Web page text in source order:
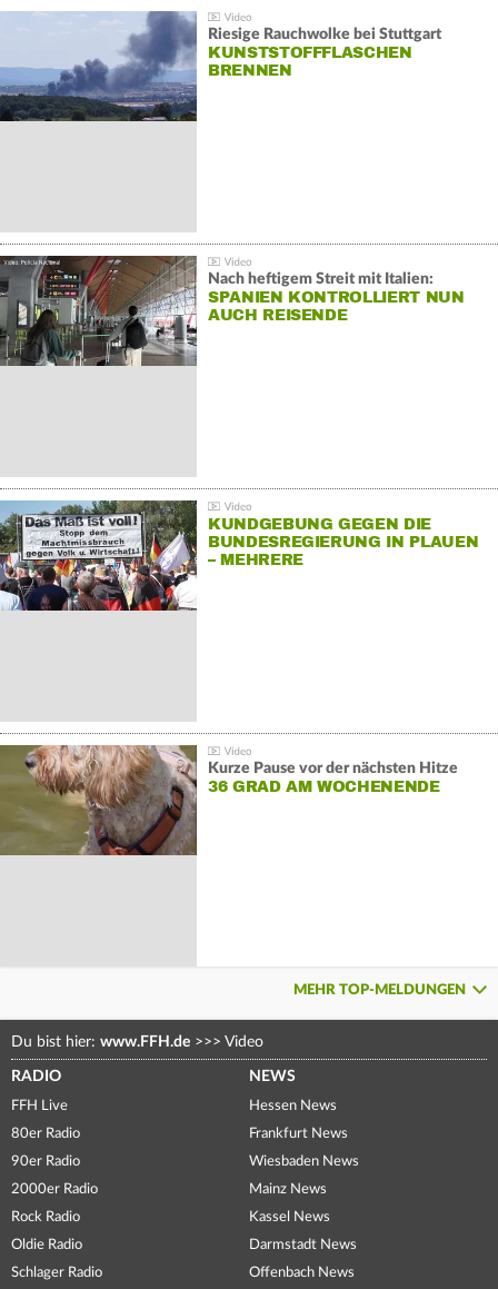
Riesige Rauchwolke bei Stuttgart
KUNSTSTOFFFLASCHEN
BRENNEN
Nach heftigem Streit mit Italien:
SPANIEN KONTROLLIERT NUN
AUCH REISENDE
KUNDGEBUNG GEGEN DIE
BUNDESREGIERUNG IN PLAUEN
– MEHRERE
Kurze Pause vor der nächsten Hitze
36 GRAD AM WOCHENENDE
MEHR TOP-MELDUNGEN
Du bist hier: www.FFH.de >>> Video
RADIO
FFH Live
80er Radio
90er Radio
2000er Radio
Rock Radio
Oldie Radio
Schlager Radio
NEWS
Hessen News
Frankfurt News
Wiesbaden News
Mainz News
Kassel News
Darmstadt News
Offenbach News